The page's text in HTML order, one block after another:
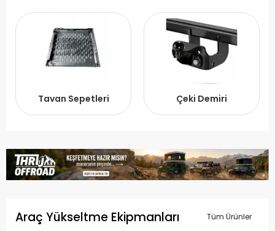
Tavan Sepetleri Çeki Demiri
Araç Yükseltme Ekipmanları Tüm Ürünler